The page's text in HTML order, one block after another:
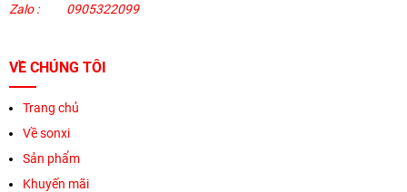
Zalo : 0905322099
VỀ CHÚNG TÔI
Trang chủ
Về sonxi
Sản phẩm
Khuyến mãi